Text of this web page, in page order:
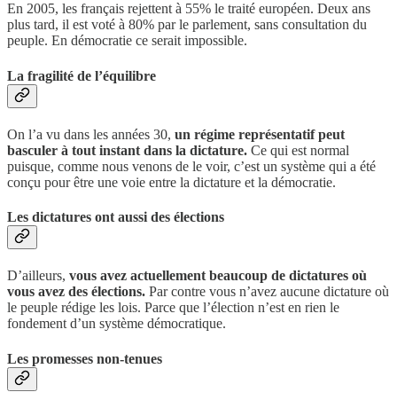
En 2005, les français rejettent à 55% le traité européen. Deux ans
plus tard, il est voté à 80% par le parlement, sans consultation du
peuple. En démocratie ce serait impossible.
La fragilité de l’équilibre
On l’a vu dans les années 30, un régime représentatif peut
basculer à tout instant dans la dictature. Ce qui est normal
puisque, comme nous venons de le voir, c’est un système qui a été
conçu pour être une voie entre la dictature et la démocratie.
Les dictatures ont aussi des élections
D’ailleurs, vous avez actuellement beaucoup de dictatures où
vous avez des élections. Par contre vous n’avez aucune dictature où
le peuple rédige les lois. Parce que l’élection n’est en rien le
fondement d’un système démocratique.
Les promesses non-tenues